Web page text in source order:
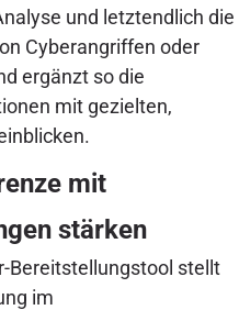
und letztendlich die
Cyberangriffen oder
ergänzt so die
mit gezielten,
mit
stärken
Bereitstellungstool stellt
im